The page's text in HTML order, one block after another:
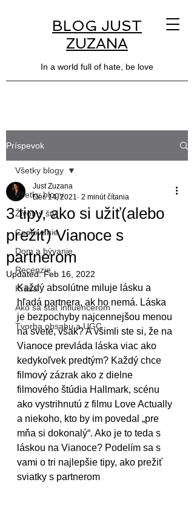
BLOG JUST
ZUZANA
In a world full of hate, be love
Príspevok
Všetky blogy
Životný štýl
Cestovanie
Dom a bývanie
Recenzie
Krása
Ako sa stať influencerom
Tvorba obsahu a UGC
Všetky blogy
3 tipy, ako si užiť(alebo
prežiť) Vianoce s
partnerom
Just Zuzana
Dec 14, 2021 2 minút čítania
Updated:Feb 16, 2022
Každý absolútne miluje lásku a
hľadá partnera, ak ho nemá. Láska
je bezpochyby najcennejšou menou
na svete, však? A všimli ste si, že na
Vianoce prevláda láska viac ako
kedykoľvek predtým? Každý chce
filmový zázrak ako z dielne
filmového štúdia Hallmark, scénu
ako vystrihnutú z filmu Love Actually
a niekoho, kto by im povedal „pre
mňa si dokonalý“. Ako je to teda s
láskou na Vianoce? Podelím sa s
vami o tri najlepšie tipy, ako prežiť
sviatky s partnerom